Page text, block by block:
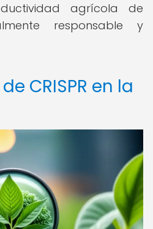
agrícola de
responsable y
CRISPR en la